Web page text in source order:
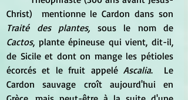
Traité des plantes,
Cactos, plante épineuse qui vient, dit-il,
de Sicile et dont on mange les pétioles
écorcés et le fruit appelé Ascalia.  Le
Cardon sauvage croît aujourd'hui en